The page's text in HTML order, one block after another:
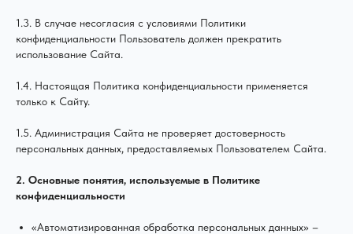
1.3. В случае несогласия с условиями Политики
конфиденциальности Пользователь должен прекратить
использование Сайта.
1.4. Настоящая Политика конфиденциальности применяется
только к Сайту.
1.5. Администрация Сайта не проверяет достоверность
персональных данных, предоставляемых Пользователем Сайта.
2. Основные понятия, используемые в Политике
конфиденциальности
«Автоматизированная обработка персональных данных» –